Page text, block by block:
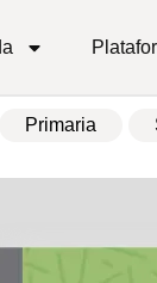
Primaria